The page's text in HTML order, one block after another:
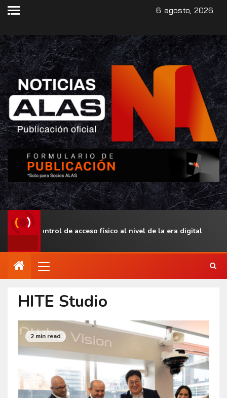
6 agosto, 2026
el control de acceso físico al nivel de la era digital
HITE Studio
2 min read